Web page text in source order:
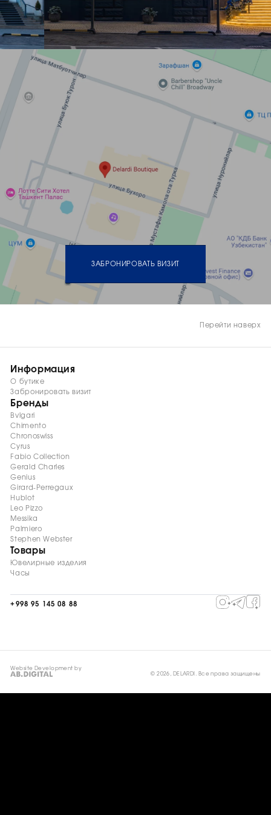
Для ценителей высокой ювелирной эстетики коллекции Leo
Pizzo открывают мир итальянской роскоши, изысканного
дизайна и безупречного мастерства. Украшения бренда
сочетают благородные материалы, сияние бриллиантов и
утонченную элегантность, подчеркивая индивидуальность,
статус и безупречный вкус владельца. Для тех, кто ищет
ювелирные изделия каталог Ташкент, коллекции Leo Pizzo
станут воплощением премиального итальянского стиля и
высокого ювелирного искусства.
Ювелирный магазин в
Открыть для себя коллекции Leo Pizzo можно в бутике Delardi
— пространстве премиальной ювелирной эстетики и
мировых брендов. Ювелирный магазин Delardi в Ташкенте
предлагает оригинальные украшения, высокий уровень
сервиса и возможность подобрать идеальное изделие для
особенного случая, романтического подарка или важного
ЗАБРОНИРОВАТЬ ВИЗИТ
Перейти наверх
Информация
О бутике
Забронировать визит
Бренды
Bvlgari
Chimento
Chronoswiss
Cyrus
Fabio Collection
Gerald Charles
Genius
Girard-Perregaux
Hublot
Leo Pizzo
Messika
Palmiero
Stephen Webster
Товары
Ювелирные изделия
Часы
+998 95 145 08 88
Website Development by
© 2026, DELARDI. Все права защищены